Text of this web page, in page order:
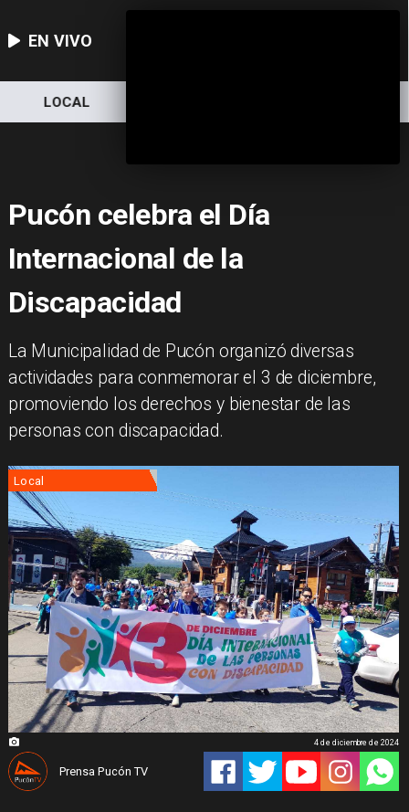
EN VIVO
LOCAL
Pucón celebra el Día
Internacional de la
Discapacidad
La Municipalidad de Pucón organizó diversas
actividades para conmemorar el 3 de diciembre,
promoviendo los derechos y bienestar de las
personas con discapacidad.
Local
Prensa Pucón TV
4 de diciembre de 2024